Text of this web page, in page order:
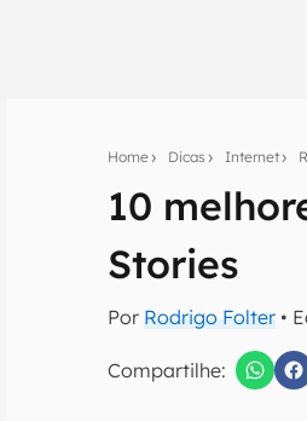
Home Dicas Internet
10
Stories
Por Rodrigo Folter •
Compartilhe:
Seu
Assine a